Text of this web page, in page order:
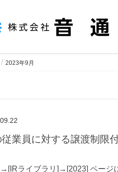
2023年9月
ライブラリ]→[2023] ページ